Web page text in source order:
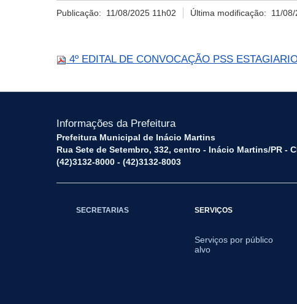
Publicação: 11/08/2025 11h02 Última modificação: 11/
4º EDITAL DE CONVOCAÇÃO PSS
Informações da Prefeitura
Prefeitura Municipal de Inácio Martins
Rua Sete de Setembro, 332, centro - Inácio Martins/PR -
(42)3132-8000 - (42)3132-8003
SECRETARIAS SERVIÇOS
Serviços por público
alvo